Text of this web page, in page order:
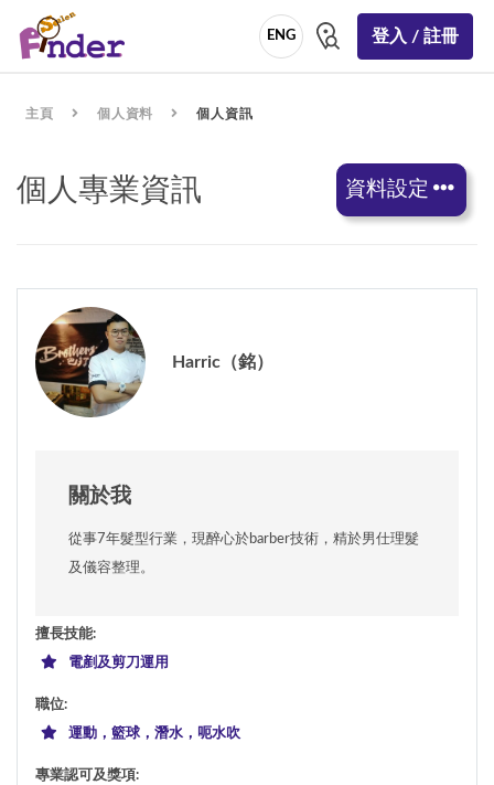
ENG 登入 / 註冊
主頁 個人資料 個人資訊
個人專業資訊 資料設定
Harric（銘）
關於我
從事7年髮型行業，現醉心於barber技術，精於男仕理髮
及儀容整理。
擅長技能:
電剷及剪刀運用
職位:
運動，籃球，潛水，呃水吹
專業認可及獎項: